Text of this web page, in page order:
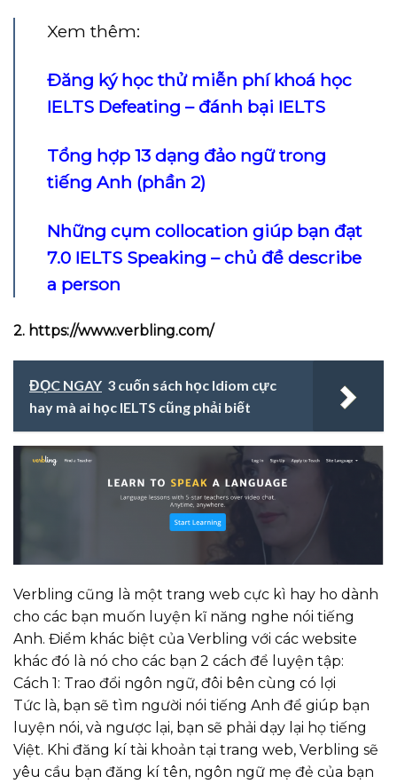
Xem thêm:
Đăng ký học thử miễn phí khoá học
IELTS Defeating – đánh bại IELTS
Tổng hợp 13 dạng đảo ngữ trong
tiếng Anh (phần 2)
Những cụm collocation giúp bạn đạt
7.0 IELTS Speaking – chủ đề describe
a person
2. https://www.verbling.com/
ĐỌC NGAY 3 cuốn sách học Idiom cực
hay mà ai học IELTS cũng phải biết
Verbling cũng là một trang web cực kì hay ho dành
cho các bạn muốn luyện kĩ năng nghe nói tiếng
Anh. Điểm khác biệt của Verbling với các website
khác đó là nó cho các bạn 2 cách để luyện tập:
Cách 1: Trao đổi ngôn ngữ, đôi bên cùng có lợi
Tức là, bạn sẽ tìm người nói tiếng Anh để giúp bạn
luyện nói, và ngược lại, bạn sẽ phải dạy lại họ tiếng
Việt. Khi đăng kí tài khoản tại trang web, Verbling sẽ
yêu cầu bạn đăng kí tên, ngôn ngữ mẹ đẻ của bạn